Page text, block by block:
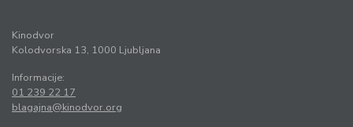
Kinodvor
Kolodvorska 13, 1000 Ljubljana
Informacije:
01 239 22 17
blagajna@kinodvor.org